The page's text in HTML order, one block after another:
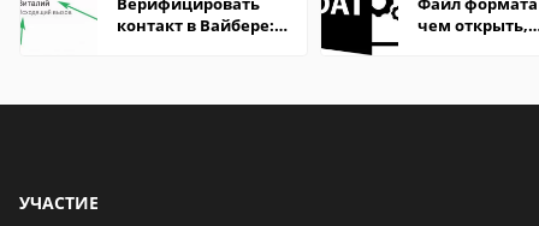
контакт в Вайбере:
чем открыть,
УЧАСТИЕ